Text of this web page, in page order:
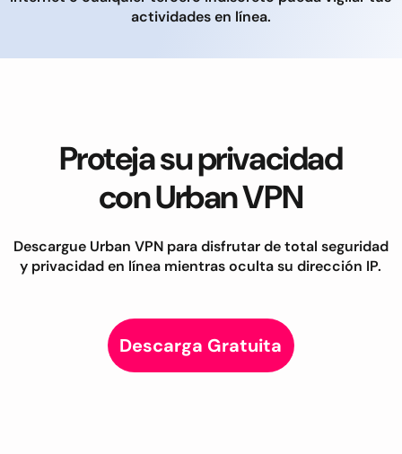
actividades en línea.
Proteja su privacidad
con Urban VPN
Descargue Urban VPN para disfrutar de total seguridad
y privacidad en línea mientras oculta su dirección IP.
Descarga Gratuita